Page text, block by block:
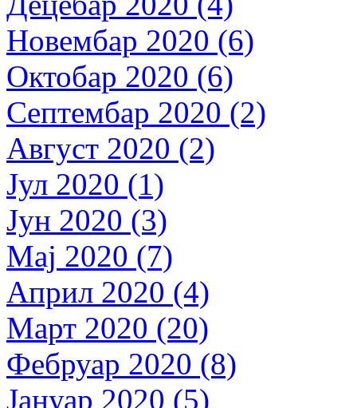
Новембар 2020 (6)
Октобар 2020 (6)
Септембар 2020 (2)
Август 2020 (2)
Јул 2020 (1)
Јун 2020 (3)
Мај 2020 (7)
Април 2020 (4)
Март 2020 (20)
Фебруар 2020 (8)
Јануар 2020 (5)